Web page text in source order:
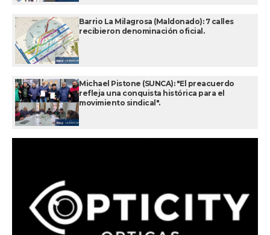
Barrio La Milagrosa (Maldonado): 7 calles
recibieron denominación oficial.
Michael Pistone (SUNCA): "El preacuerdo
refleja una conquista histórica para el
movimiento sindical".